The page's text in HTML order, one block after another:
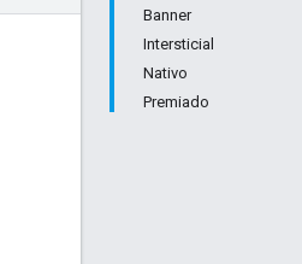
Banner
Intersticial
Nativo
Premiado